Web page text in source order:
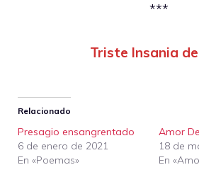
***
Triste Insania
Relacionado
Presagio ensangrentado
6 de enero de 2021
En «Poemas»
Amor
18 de
En